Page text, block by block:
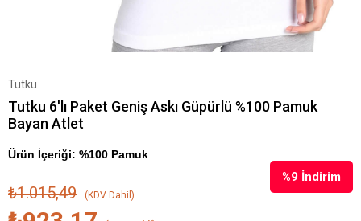
Tutku
Tutku 6'lı Paket Geniş Askı Güpürlü %100 Pamuk
Bayan Atlet
Ürün İçeriği: %100 Pamuk
%9 İndirim
₺1.015,49 (KDV Dahil)